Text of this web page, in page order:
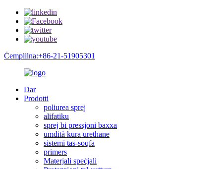
Ċemplilna:+86-21-51905301
Dar
Prodotti
poliurea sprej
alifatiku
sprej bi pressjoni baxxa
umdità kura urethane
sistemi tas-soqfa
primers
Materjali speċjali